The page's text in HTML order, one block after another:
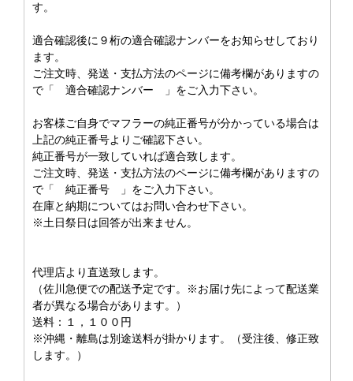
す。
適合確認後に９桁の適合確認ナンバーをお知らせしており
ます。
ご注文時、発送・支払方法のページに備考欄がありますの
で「 適合確認ナンバー 」をご入力下さい。
お客様ご自身でマフラーの純正番号が分かっている場合は
上記の純正番号よりご確認下さい。
純正番号が一致していれば適合致します。
ご注文時、発送・支払方法のページに備考欄がありますの
で「 純正番号 」をご入力下さい。
在庫と納期についてはお問い合わせ下さい。
※土日祭日は回答が出来ません。
代理店より直送致します。
（佐川急便での配送予定です。※お届け先によって配送業
者が異なる場合があります。）
送料：１，１００円
※沖縄・離島は別途送料が掛かります。（受注後、修正致
します。）